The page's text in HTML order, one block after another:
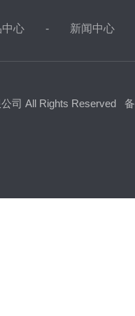
中心 新闻中心
司 All Rights Reserved